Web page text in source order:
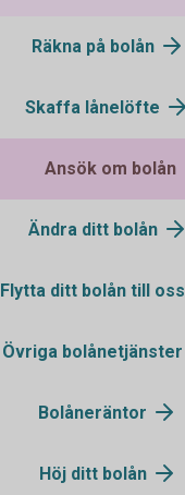
Räkna på bolån
Skaffa lånelöfte
Ansök om bolån
Ändra ditt bolån
Flytta ditt bolån till oss
Övriga bolånetjänster
Bolåneräntor
Höj ditt bolån